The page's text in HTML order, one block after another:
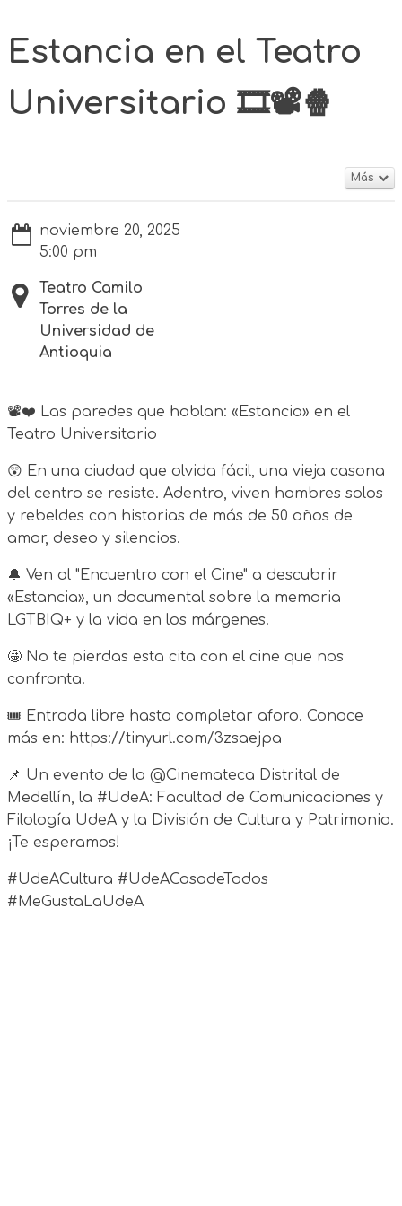
Estancia en el Teatro
Universitario 🎞️📽️🍿
Más
noviembre 20, 2025
5:00 pm
Teatro Camilo
Torres de la
Universidad de
Antioquia
📽️❤️ Las paredes que hablan: «Estancia» en el
Teatro Universitario
😲 En una ciudad que olvida fácil, una vieja casona
del centro se resiste. Adentro, viven hombres solos
y rebeldes con historias de más de 50 años de
amor, deseo y silencios.
🔔 Ven al "Encuentro con el Cine" a descubrir
«Estancia», un documental sobre la memoria
LGTBIQ+ y la vida en los márgenes.
🤩 No te pierdas esta cita con el cine que nos
confronta.
🎟️ Entrada libre hasta completar aforo. Conoce
más en: https://tinyurl.com/3zsaejpa
📌 Un evento de la @Cinemateca Distrital de
Medellín, la #UdeA: Facultad de Comunicaciones y
Filología UdeA y la División de Cultura y Patrimonio.
¡Te esperamos!
#UdeACultura #UdeACasadeTodos
#MeGustaLaUdeA